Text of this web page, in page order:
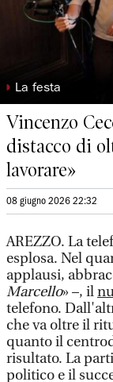
◗ La festa
Vincenzo
distacco di
lavorare»
08 giugno 2026 22:32
AREZZO. La
esplosa. Nel
applausi,
Marcello» –, il
telefono.
che va oltre il
quanto il
risultato. La
politico e il